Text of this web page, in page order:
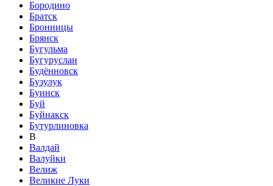
Бородино
Братск
Бронницы
Брянск
Бугульма
Бугуруслан
Будённовск
Бузулук
Буинск
Буй
Буйнакск
Бутурлиновка
В
Валдай
Валуйки
Велиж
Великие Луки